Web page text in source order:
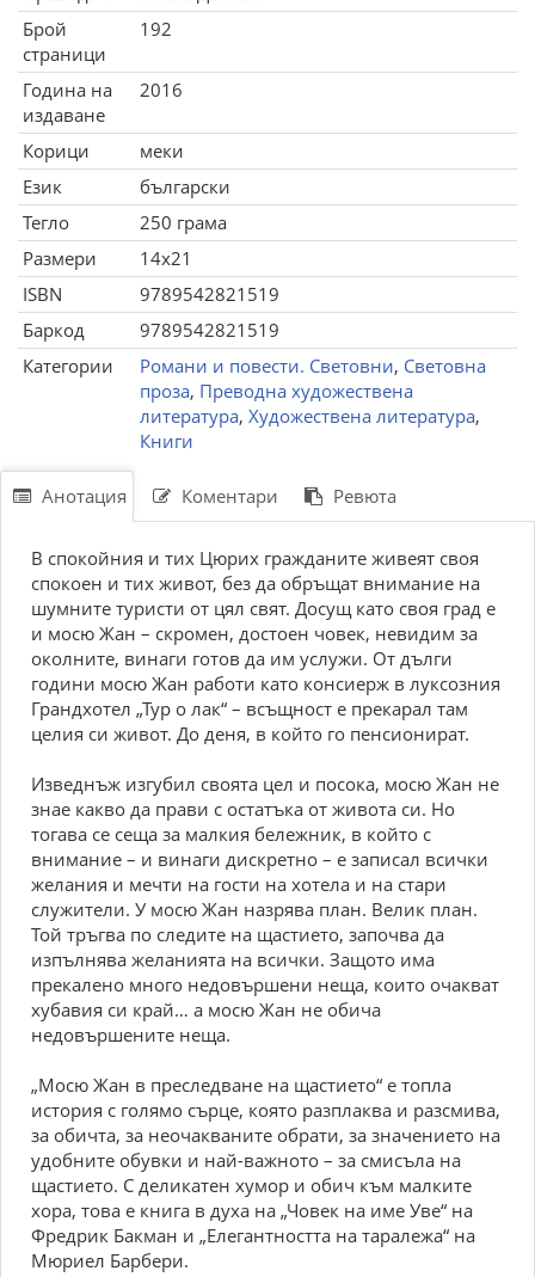
Брой
страници
192
Година на
издаване
2016
Корици
меки
Език
български
Тегло
250 грама
Размери
14x21
ISBN
9789542821519
Баркод
9789542821519
Категории
Романи и повести. Световни, Световна
проза, Преводна художествена
литература, Художествена литература,
Книги
Анотация Коментари Ревюта
В спокойния и тих Цюрих гражданите живеят своя
спокоен и тих живот, без да обръщат внимание на
шумните туристи от цял свят. Досущ като своя град е
и мосю Жан – скромен, достоен човек, невидим за
околните, винаги готов да им услужи. От дълги
години мосю Жан работи като консиерж в луксозния
Грандхотел „Тур о лак“ – всъщност е прекарал там
целия си живот. До деня, в който го пенсионират.
Изведнъж изгубил своята цел и посока, мосю Жан не
знае какво да прави с остатъка от живота си. Но
тогава се сеща за малкия бележник, в който с
внимание – и винаги дискретно – е записал всички
желания и мечти на гости на хотела и на стари
служители. У мосю Жан назрява план. Велик план.
Той тръгва по следите на щастието, започва да
изпълнява желанията на всички. Защото има
прекалено много недовършени неща, които очакват
хубавия си край… а мосю Жан не обича
недовършените неща.
„Мосю Жан в преследване на щастието“ е топла
история с голямо сърце, която разплаква и разсмива,
за обичта, за неочакваните обрати, за значението на
удобните обувки и най-важното – за смисъла на
щастието. С деликатен хумор и обич към малките
хора, това е книга в духа на „Човек на име Уве“ на
Фредрик Бакман и „Елегантността на таралежа“ на
Мюриел Барбери.